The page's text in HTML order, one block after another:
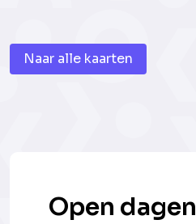
Naar alle kaarten
Open dagen